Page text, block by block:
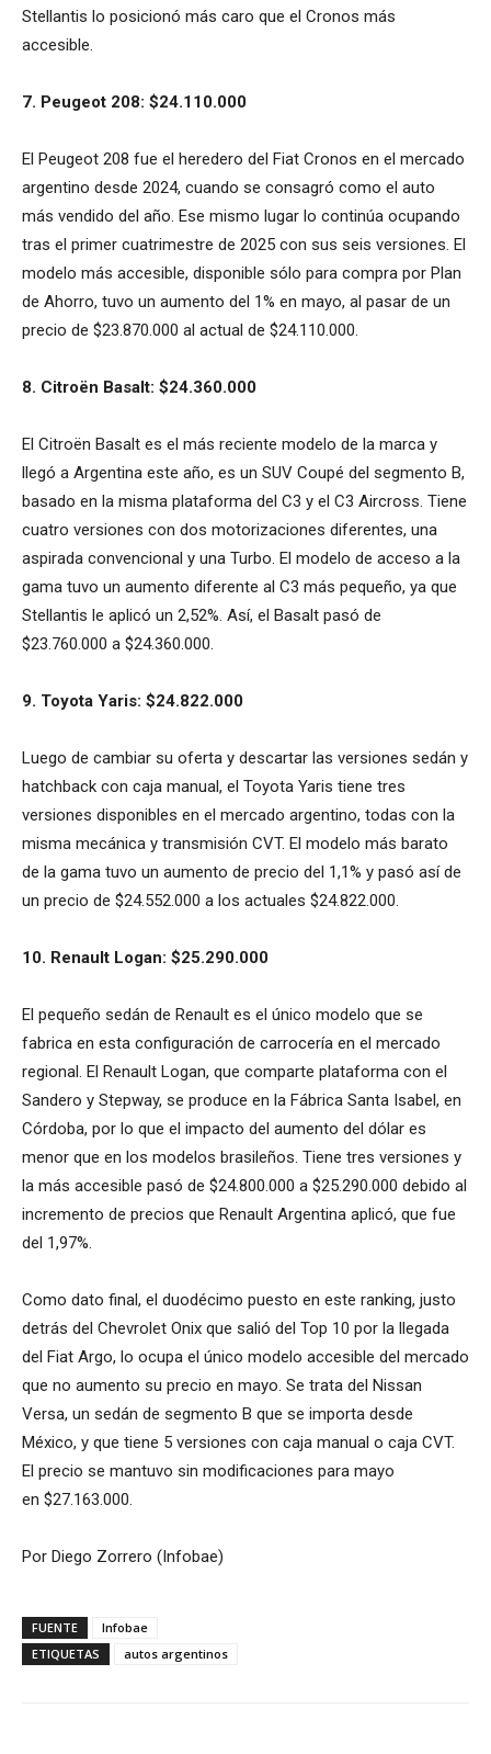
Stellantis lo posicionó más caro que el Cronos más
accesible.
7. Peugeot 208: $24.110.000
El Peugeot 208 fue el heredero del Fiat Cronos en el mercado
argentino desde 2024, cuando se consagró como el auto
más vendido del año. Ese mismo lugar lo continúa ocupando
tras el primer cuatrimestre de 2025 con sus seis versiones. El
modelo más accesible, disponible sólo para compra por Plan
de Ahorro, tuvo un aumento del 1% en mayo, al pasar de un
precio de $23.870.000 al actual de $24.110.000.
8. Citroën Basalt: $24.360.000
El Citroën Basalt es el más reciente modelo de la marca y
llegó a Argentina este año, es un SUV Coupé del segmento B,
basado en la misma plataforma del C3 y el C3 Aircross. Tiene
cuatro versiones con dos motorizaciones diferentes, una
aspirada convencional y una Turbo. El modelo de acceso a la
gama tuvo un aumento diferente al C3 más pequeño, ya que
Stellantis le aplicó un 2,52%. Así, el Basalt pasó de
$23.760.000 a $24.360.000.
9. Toyota Yaris: $24.822.000
Luego de cambiar su oferta y descartar las versiones sedán y
hatchback con caja manual, el Toyota Yaris tiene tres
versiones disponibles en el mercado argentino, todas con la
misma mecánica y transmisión CVT. El modelo más barato
de la gama tuvo un aumento de precio del 1,1% y pasó así de
un precio de $24.552.000 a los actuales $24.822.000.
10. Renault Logan: $25.290.000
El pequeño sedán de Renault es el único modelo que se
fabrica en esta configuración de carrocería en el mercado
regional. El Renault Logan, que comparte plataforma con el
Sandero y Stepway, se produce en la Fábrica Santa Isabel, en
Córdoba, por lo que el impacto del aumento del dólar es
menor que en los modelos brasileños. Tiene tres versiones y
la más accesible pasó de $24.800.000 a $25.290.000 debido al
incremento de precios que Renault Argentina aplicó, que fue
del 1,97%.
Como dato final, el duodécimo puesto en este ranking, justo
detrás del Chevrolet Onix que salió del Top 10 por la llegada
del Fiat Argo, lo ocupa el único modelo accesible del mercado
que no aumento su precio en mayo. Se trata del Nissan
Versa, un sedán de segmento B que se importa desde
México, y que tiene 5 versiones con caja manual o caja CVT.
El precio se mantuvo sin modificaciones para mayo
en $27.163.000.
Por Diego Zorrero (Infobae)
FUENTE
Infobae
ETIQUETAS
autos argentinos